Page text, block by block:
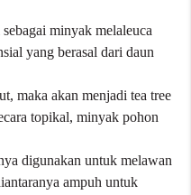
minyak melaleuca
yang berasal dari daun
maka akan menjadi tea tree
topikal, minyak pohon
digunakan untuk melawan
ampuh untuk